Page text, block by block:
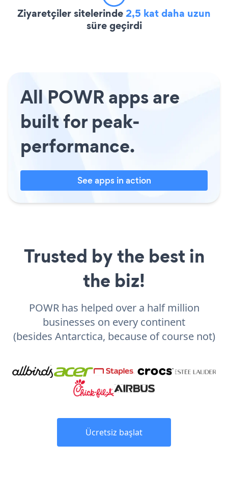
Ziyaretçiler sitelerinde2,5 kat daha uzun
süre geçirdi
All POWR apps are
built for peak-
performance.
See apps in action
Trusted by the best in
the biz!
POWR has helped over a half million
businesses on every continent
(besides Antarctica, because of course not)
Ücretsiz başlat